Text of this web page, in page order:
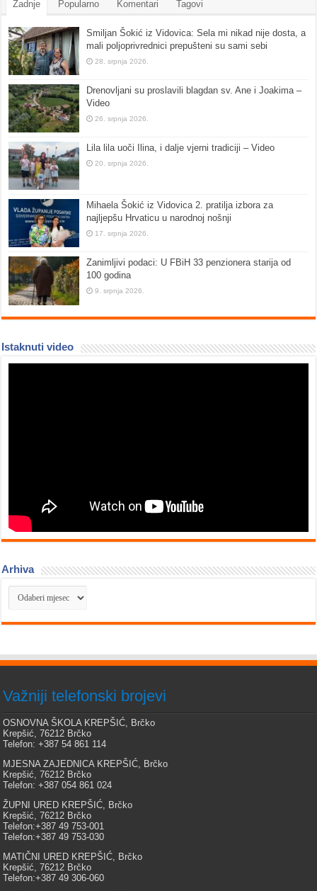
Zadnje Popularno Komentari Tagovi
Smiljan Šokić iz Vidovica: Sela mi nikad nije dosta, a
mali poljoprivrednici prepušteni su sami sebi
28. srpnja 2026.
Drenovljani su proslavili blagdan sv. Ane i Joakima –
Video
26. srpnja 2026.
Lila lila uoči Ilina, i dalje vjerni tradiciji – Video
20. srpnja 2026.
Mihaela Šokić iz Vidovica 2. pratilja izbora za
najljepšu Hrvaticu u narodnoj nošnji
17. srpnja 2026.
Zanimljivi podaci: U FBiH 33 penzionera starija od
100 godina
9. srpnja 2026.
Istaknuti video
Arhiva
Arhiva
Važniji telefonski brojevi
OSNOVNA ŠKOLA KREPŠIĆ, Brčko
Krepšić, 76212 Brčko
Telefon: +387 54 861 114
MJESNA ZAJEDNICA KREPŠIĆ, Brčko
Krepšić, 76212 Brčko
Telefon: +387 054 861 024
ŽUPNI URED KREPŠIĆ, Brčko
Krepšić, 76212 Brčko
Telefon:+387 49 753-001
Telefon:+387 49 753-030
MATIČNI URED KREPŠIĆ, Brčko
Krepšić, 76212 Brčko
Telefon:+387 49 306-060